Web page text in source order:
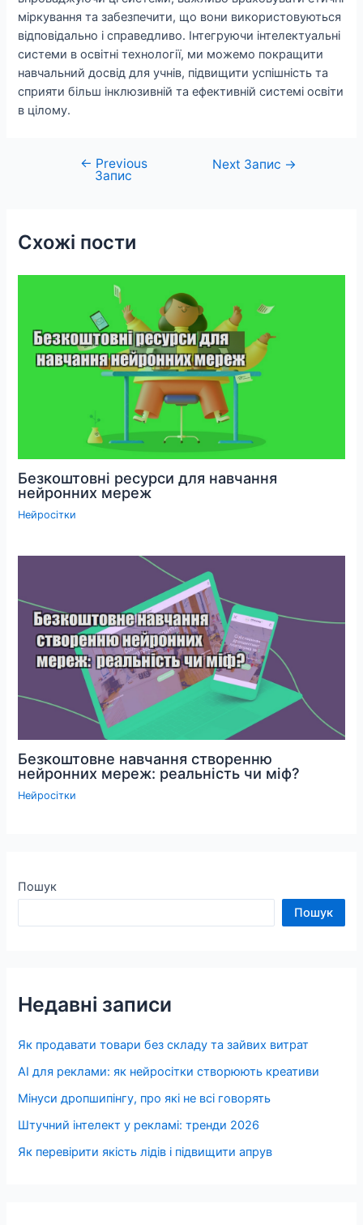
міркування та забезпечити, що вони використовуються
відповідально і справедливо. Інтегруючи інтелектуальні
системи в освітні технології, ми можемо покращити
навчальний досвід для учнів, підвищити успішність та
сприяти більш інклюзивній та ефективній системі освіти
в цілому.
Навігація
← Previous
Запис
Next Запис →
Схожі пости
Безкоштовні ресурси для навчання
нейронних мереж
Нейросітки
Безкоштовне навчання створенню
нейронних мереж: реальність чи міф?
Нейросітки
Пошук
Пошук
Недавні записи
Як продавати товари без складу та зайвих витрат
AI для реклами: як нейросітки створюють креативи
Мінуси дропшипінгу, про які не всі говорять
Штучний інтелект у рекламі: тренди 2026
Як перевірити якість лідів і підвищити апрув